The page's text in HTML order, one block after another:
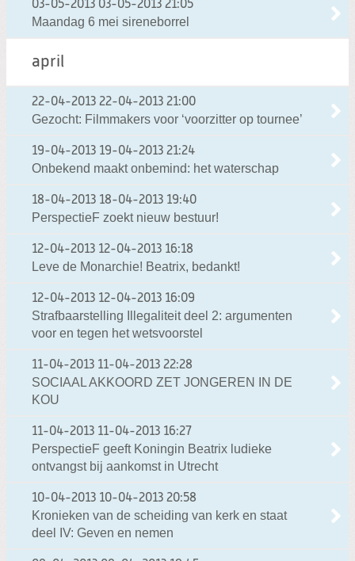
03-05-2013 03-05-2013 21:05
Maandag 6 mei sireneborrel
april
22-04-2013 22-04-2013 21:00
Gezocht: Filmmakers voor ‘voorzitter op tournee’
19-04-2013 19-04-2013 21:24
Onbekend maakt onbemind: het waterschap
18-04-2013 18-04-2013 19:40
PerspectieF zoekt nieuw bestuur!
12-04-2013 12-04-2013 16:18
Leve de Monarchie! Beatrix, bedankt!
12-04-2013 12-04-2013 16:09
Strafbaarstelling Illegaliteit deel 2: argumenten
voor en tegen het wetsvoorstel
11-04-2013 11-04-2013 22:28
SOCIAAL AKKOORD ZET JONGEREN IN DE
KOU
11-04-2013 11-04-2013 16:27
PerspectieF geeft Koningin Beatrix ludieke
ontvangst bij aankomst in Utrecht
10-04-2013 10-04-2013 20:58
Kronieken van de scheiding van kerk en staat
deel IV: Geven en nemen